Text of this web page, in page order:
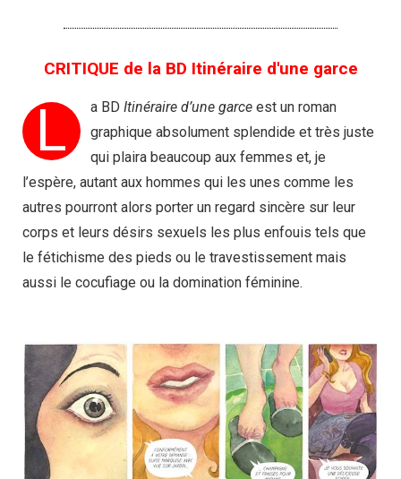
CRITIQUE de la BD Itinéraire d'une garce
L a BD Itinéraire d’une garce est un roman
graphique absolument splendide et très juste
qui plaira beaucoup aux femmes et, je
l’espère, autant aux hommes qui les unes comme les
autres pourront alors porter un regard sincère sur leur
corps et leurs désirs sexuels les plus enfouis tels que
le fétichisme des pieds ou le travestissement mais
aussi le cocufiage ou la domination féminine.